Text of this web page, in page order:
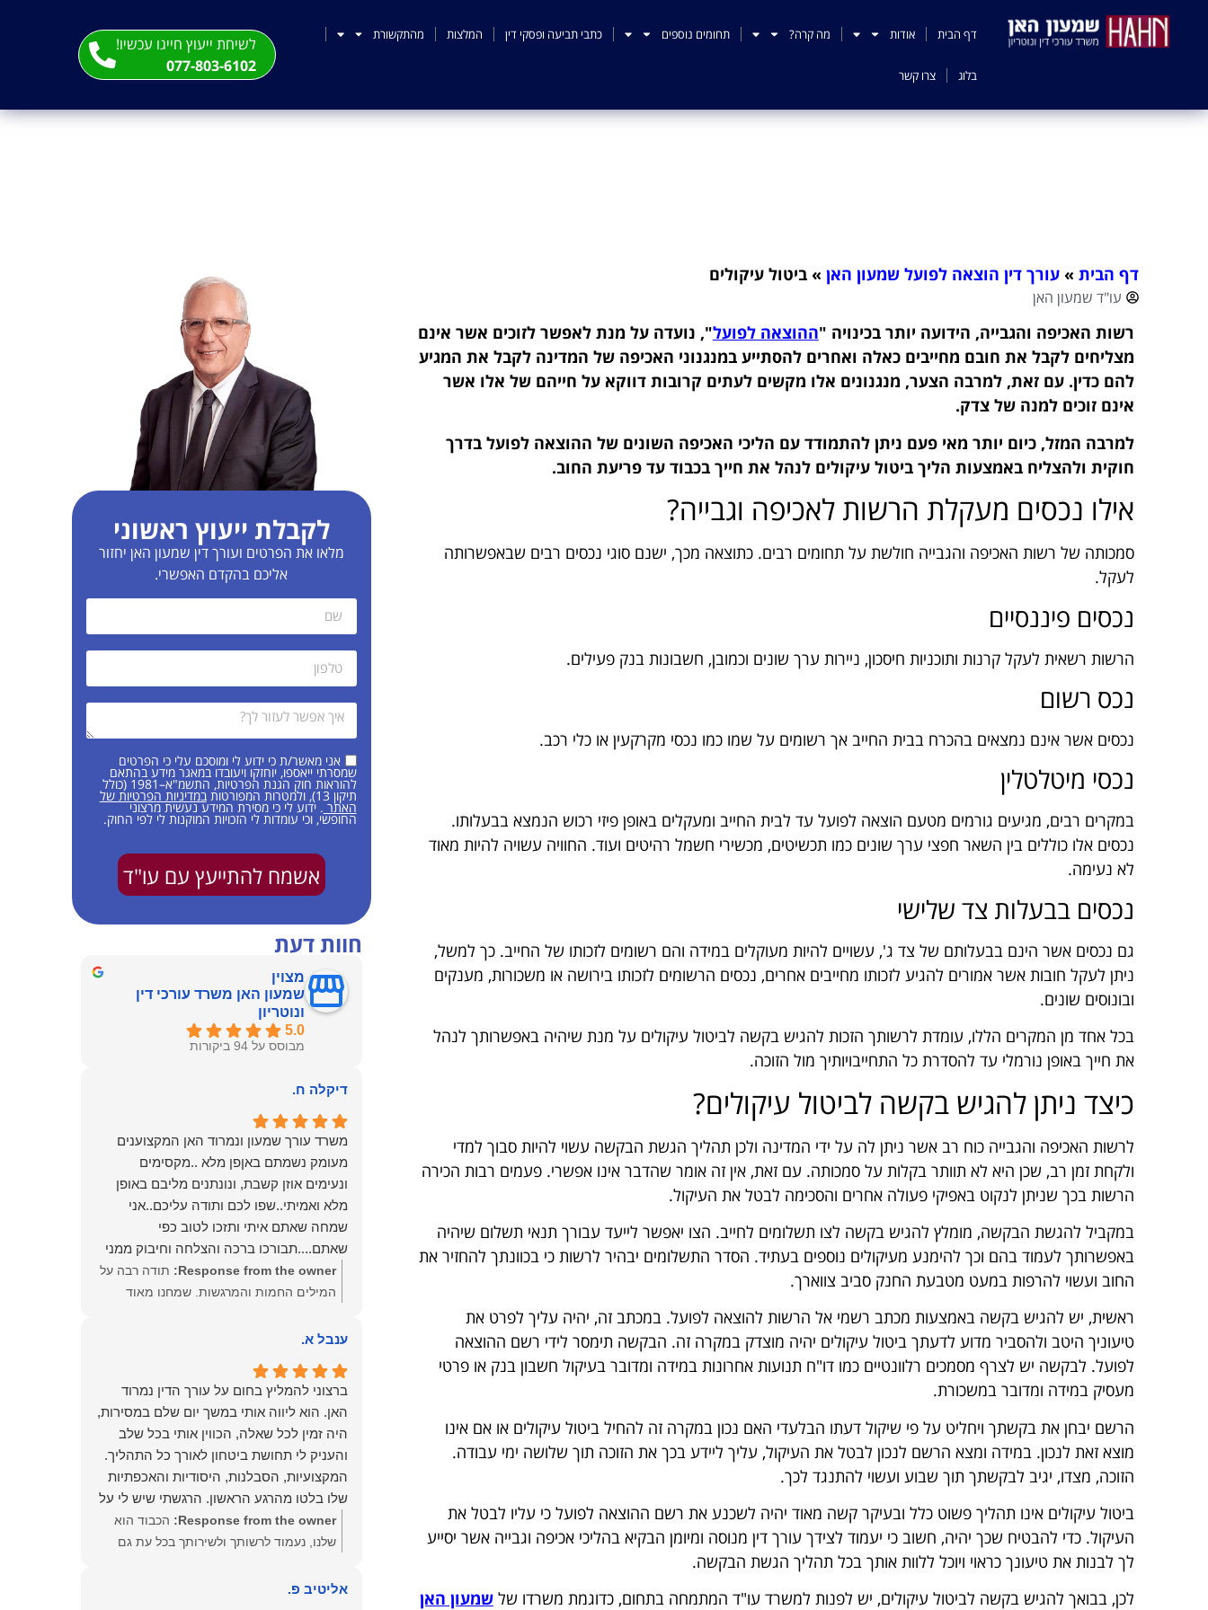
דף הבית אודות מה קרה? תחומים נוספים כתבי תביעה ופסקי דין המלצות מהתקשורת
בלוג צרו קשר
לשיחת ייעוץ חייגו עכשיו!
077-803-6102
דף הבית »עורך דין הוצאה לפועל שמעון האן »ביטול עיקולים
עו"ד שמעון האן
רשות האכיפה והגבייה, הידועה יותר בכינויה "ההוצאה לפועל", נועדה על מנת לאפשר לזוכים אשר אינם
מצליחים לקבל את חובם מחייבים כאלה ואחרים להסתייע במנגנוני האכיפה של המדינה לקבל את המגיע
להם כדין. עם זאת, למרבה הצער, מנגנונים אלו מקשים לעתים קרובות דווקא על חייהם של אלו אשר
אינם זוכים למנה של צדק.
למרבה המזל, כיום יותר מאי פעם ניתן להתמודד עם הליכי האכיפה השונים של ההוצאה לפועל בדרך
חוקית ולהצליח באמצעות הליך ביטול עיקולים לנהל את חייך בכבוד עד פריעת החוב.
אילו נכסים מעקלת הרשות לאכיפה וגבייה?
סמכותה של רשות האכיפה והגבייה חולשת על תחומים רבים. כתוצאה מכך, ישנם סוגי נכסים רבים שבאפשרותה
לעקל.
נכסים פיננסיים
הרשות רשאית לעקל קרנות ותוכניות חיסכון, ניירות ערך שונים וכמובן, חשבונות בנק פעילים.
נכס רשום
נכסים אשר אינם נמצאים בהכרח בבית החייב אך רשומים על שמו כמו נכסי מקרקעין או כלי רכב.
נכסי מיטלטלין
במקרים רבים, מגיעים גורמים מטעם הוצאה לפועל עד לבית החייב ומעקלים באופן פיזי רכוש הנמצא בבעלותו.
נכסים אלו כוללים בין השאר חפצי ערך שונים כמו תכשיטים, מכשירי חשמל רהיטים ועוד. החוויה עשויה להיות מאוד
לא נעימה.
נכסים בבעלות צד שלישי
גם נכסים אשר הינם בבעלותם של צד ג', עשויים להיות מעוקלים במידה והם רשומים לזכותו של החייב. כך למשל,
ניתן לעקל חובות אשר אמורים להגיע לזכותו מחייבים אחרים, נכסים הרשומים לזכותו בירושה או משכורות, מענקים
ובונוסים שונים.
בכל אחד מן המקרים הללו, עומדת לרשותך הזכות להגיש בקשה לביטול עיקולים על מנת שיהיה באפשרותך לנהל
את חייך באופן נורמלי עד להסדרת כל התחייבויותיך מול הזוכה.
כיצד ניתן להגיש בקשה לביטול עיקולים?
לרשות האכיפה והגבייה כוח רב אשר ניתן לה על ידי המדינה ולכן תהליך הגשת הבקשה עשוי להיות סבוך למדי
ולקחת זמן רב, שכן היא לא תוותר בקלות על סמכותה. עם זאת, אין זה אומר שהדבר אינו אפשרי. פעמים רבות הכירה
הרשות בכך שניתן לנקוט באפיקי פעולה אחרים והסכימה לבטל את העיקול.
במקביל להגשת הבקשה, מומלץ להגיש בקשה לצו תשלומים לחייב. הצו יאפשר לייעד עבורך תנאי תשלום שיהיה
באפשרותך לעמוד בהם וכך להימנע מעיקולים נוספים בעתיד. הסדר התשלומים יבהיר לרשות כי בכוונתך להחזיר את
החוב ועשוי להרפות במעט מטבעת החנק סביב צווארך.
ראשית, יש להגיש בקשה באמצעות מכתב רשמי אל הרשות להוצאה לפועל. במכתב זה, יהיה עליך לפרט את
טיעוניך היטב ולהסביר מדוע לדעתך ביטול עיקולים יהיה מוצדק במקרה זה. הבקשה תימסר לידי רשם ההוצאה
לפועל. לבקשה יש לצרף מסמכים רלוונטיים כמו דו"ח תנועות אחרונות במידה ומדובר בעיקול חשבון בנק או פרטי
מעסיק במידה ומדובר במשכורת.
הרשם יבחן את בקשתך ויחליט על פי שיקול דעתו הבלעדי האם נכון במקרה זה להחיל ביטול עיקולים או אם אינו
מוצא זאת לנכון. במידה ומצא הרשם לנכון לבטל את העיקול, עליך ליידע בכך את הזוכה תוך שלושה ימי עבודה.
הזוכה, מצדו, יגיב לבקשתך תוך שבוע ועשוי להתנגד לכך.
ביטול עיקולים אינו תהליך פשוט כלל ובעיקר קשה מאוד יהיה לשכנע את רשם ההוצאה לפועל כי עליו לבטל את
העיקול. כדי להבטיח שכך יהיה, חשוב כי יעמוד לצידך עורך דין מנוסה ומיומן הבקיא בהליכי אכיפה וגבייה אשר יסייע
לך לבנות את טיעונך כראוי ויוכל ללוות אותך בכל תהליך הגשת הבקשה.
לכן, בבואך להגיש בקשה לביטול עיקולים, יש לפנות למשרד עו"ד המתמחה בתחום, כדוגמת משרדו שלשמעון האן
לקבלת ייעוץ ראשוני
מלאו את הפרטים ועורך דין שמעון האן יחזור
אליכם בהקדם האפשרי.
אני מאשר/ת כי ידוע לי ומוסכם עלי כי הפרטים
שמסרתי ייאספו, יוחזקו ויעובדו במאגר מידע בהתאם
להוראות חוק הגנת הפרטיות, התשמ"א–1981 (כולל
תיקון 13), ולמטרות המפורטות במדיניות הפרטיות של
האתר . ידוע לי כי מסירת המידע נעשית מרצוני
החופשי, וכי עומדות לי הזכויות המוקנות לי לפי החוק.
אשמח להתייעץ עם עו"ד
חוות דעת
מצוין
שמעון האן משרד עורכי דין
ונוטריון
5.0
מבוסס על 94 ביקורות
דיקלה ח.
משרד עורך שמעון ונמרוד האן המקצוענים
מעומק נשמתם באןפן מלא ..מקסימים
ונעימים אוזן קשבת, ונונתנים מליבם באופן
מלא ואמיתי..שפו לכם ותודה עליכם..אני
שמחה שאתם איתי ותזכו לטוב כפי
שאתם....תבורכו ברכה והצלחה וחיבוק ממני
🙂😘💓
Response from the owner:
תודה רבה על
המילים החמות והמרגשות. שמחנו מאוד
שנתת בנו ונמשיך לעמוד לצידך וללוות אותך
הצלחה, ברכה ובשורות טובות. שמעון האן
משרד עורכי דין ונוטריון
ענבל א.
ברצוני להמליץ בחום על עורך הדין נמרוד
האן. הוא ליווה אותי במשך יום שלם במסירות,
היה זמין לכל שאלה, הכווין אותי בכל שלב
והעניק לי תחושת ביטחון לאורך כל התהליך.
המקצועיות, הסבלנות, היסודיות והאכפתיות
שלו בלטו מהרגע הראשון. הרגשתי שיש לי על
מי לסמוך, ואני ממליצה עליו מכל הלב לכל מי
שמחפש עורך דין מקצועי, אמין ומסור.
Response from the owner:
הכבוד הוא
שלנו, נעמוד לרשותך ולשירותך בכל עת גם
אליטיב פ.